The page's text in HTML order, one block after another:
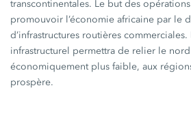
transcontinentales. Le but des
promouvoir l’économie africaine par le
d’infrastructures routières
infrastructurel permettra de relier le
économiquement plus faible, aux
prospère.